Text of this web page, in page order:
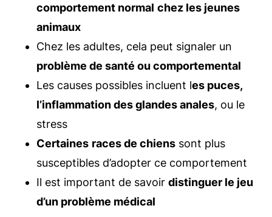
comportement normal chez les jeunes
animaux
Chez les adultes, cela peut signaler un
problème de santé ou comportemental
Les causes possibles incluent les puces,
l’inflammation des glandes anales, ou le
stress
Certaines races de chiens sont plus
susceptibles d’adopter ce comportement
Il est important de savoir distinguer le jeu
d’un problème médical